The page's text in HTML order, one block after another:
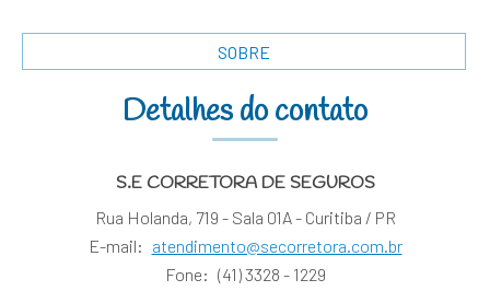
SOBRE
Detalhes do contato
S.E CORRETORA DE SEGUROS
Rua Holanda, 719 - Sala 01A - Curitiba / PR
E-mail: atendimento@secorretora.com.br
Fone: (41) 3328 - 1229